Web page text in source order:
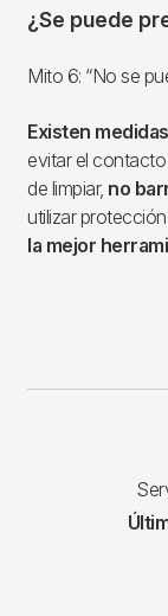
¿Se puede
Mito 6: “No se
Existen
evitar el
de limpiar, no
utilizar
la mejor